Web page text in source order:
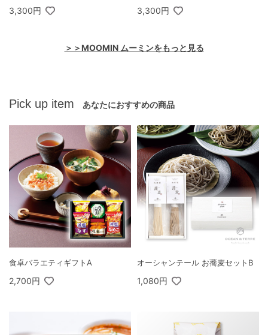
3,300円 3,300円
＞＞MOOMIN ムーミンをもっと見る
Pick up item あなたにおすすめの商品
食卓バラエティギフトA
2,700円
オーシャンテール お蕎麦セットB
1,080円